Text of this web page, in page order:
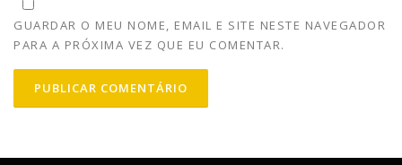
GUARDAR O MEU NOME, EMAIL E SITE NESTE NAVEGADOR
PARA A PRÓXIMA VEZ QUE EU COMENTAR.